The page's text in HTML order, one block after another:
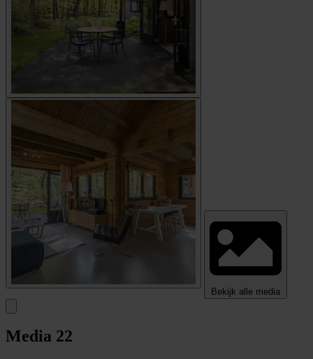
Bekijk alle media
Media 22